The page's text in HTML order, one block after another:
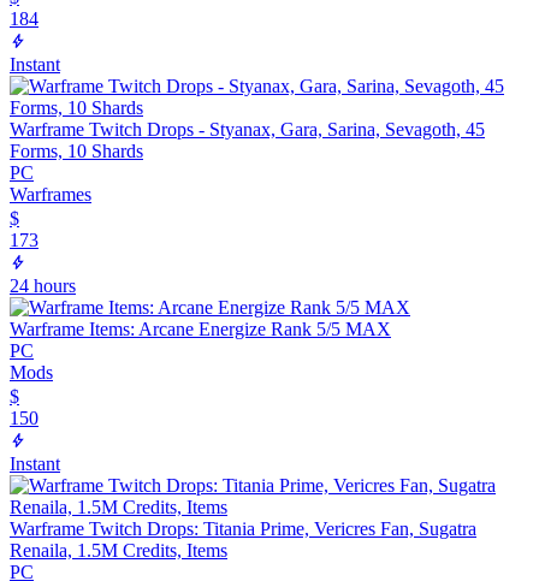
184
Instant
Warframe Twitch Drops - Styanax, Gara, Sarina, Sevagoth, 45
Forms, 10 Shards
PC
Warframes
$
173
24 hours
Warframe Items: Arcane Energize Rank 5/5 MAX
PC
Mods
$
150
Instant
Warframe Twitch Drops: Titania Prime, Vericres Fan, Sugatra
Renaila, 1.5M Credits, Items
PC